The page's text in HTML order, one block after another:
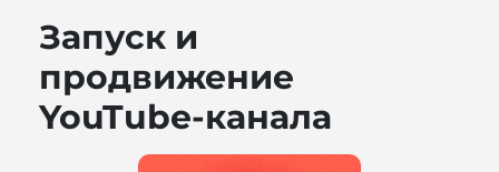
Запуск и
продвижение
YouTube-канала